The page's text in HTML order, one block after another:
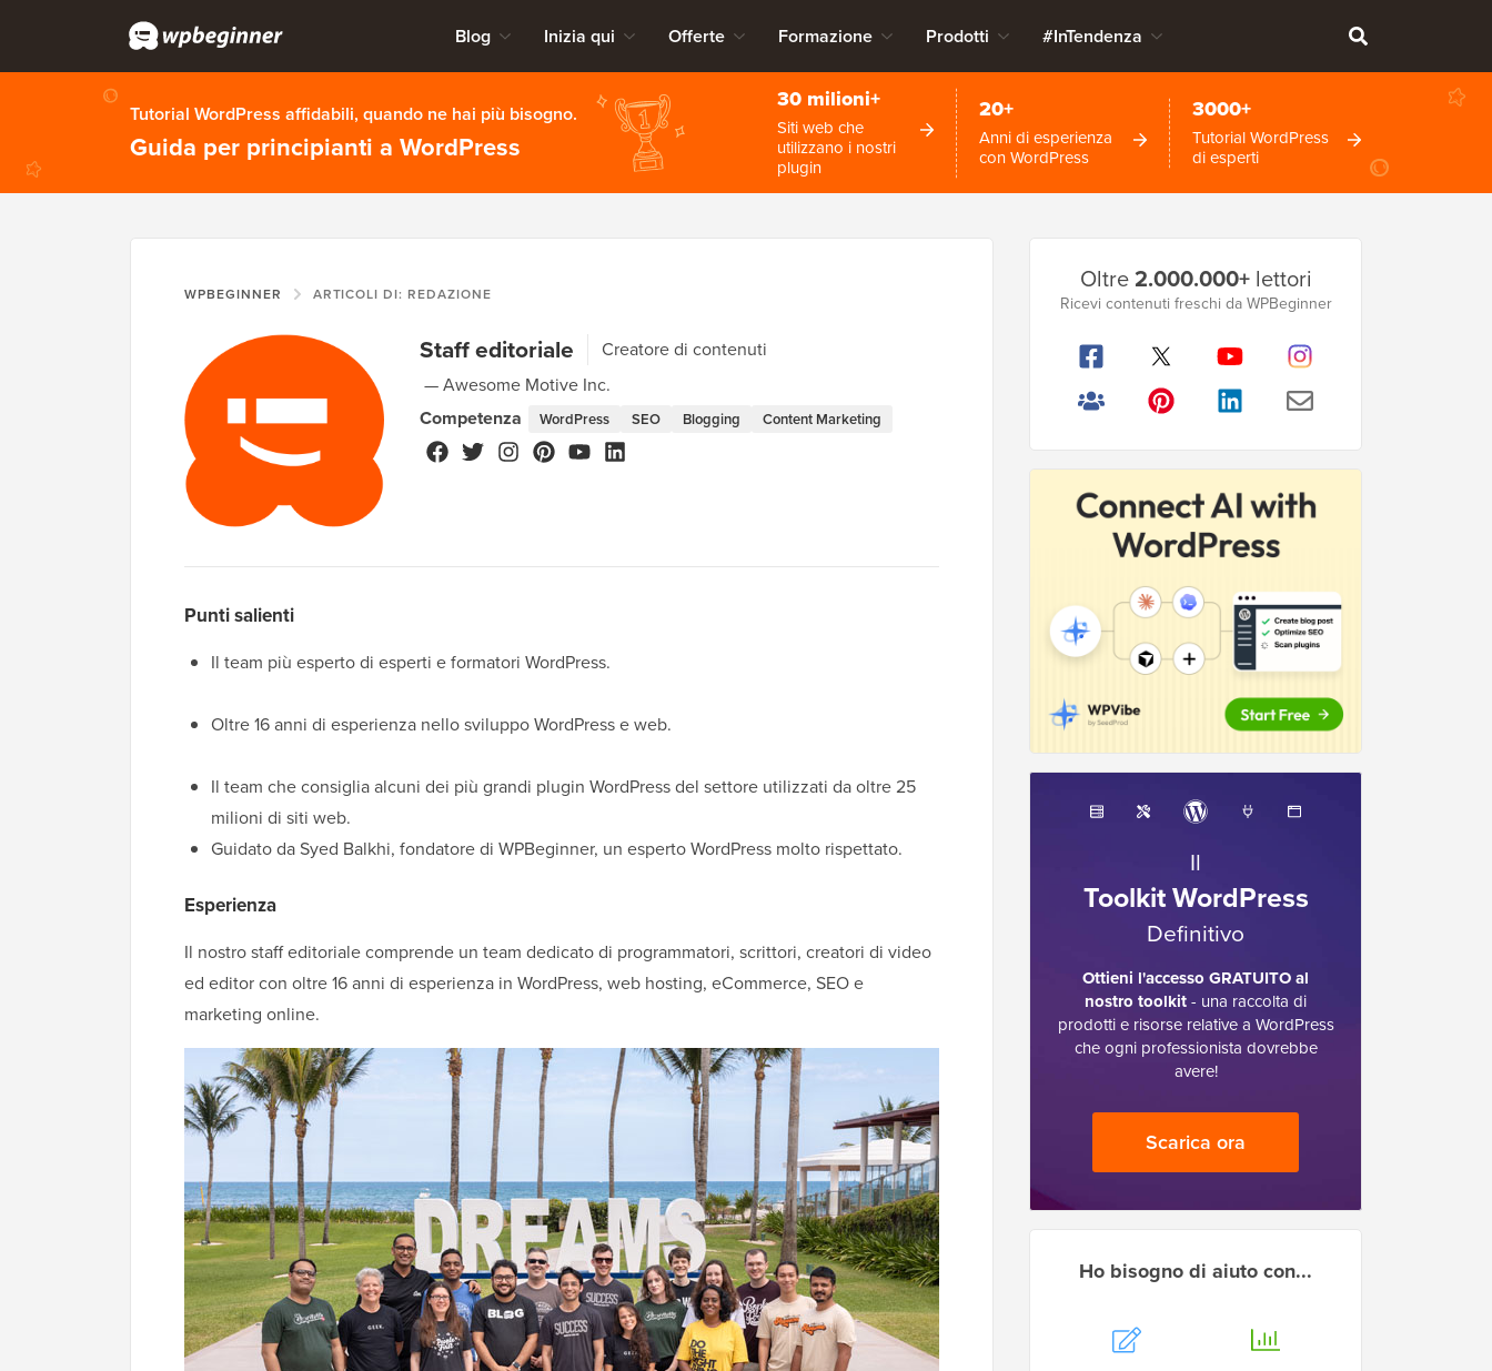
Blog Inizia qui Offerte Formazione Prodotti #InTendenza
Tutorial WordPress affidabili, quando ne hai più bisogno.
Guida per principianti a WordPress
30 milioni+
Siti web che
utilizzano i nostri
plugin
20+
Anni di esperienza
con WordPress
3000+
Tutorial WordPress
di esperti
WPBEGINNER ARTICOLI DI: REDAZIONE
Staff editoriale
Creatore di contenuti
Awesome Motive Inc.
Competenza
WordPress SEO Blogging Content Marketing
Punti salienti
Il team più esperto di esperti e formatori WordPress.
Oltre 16 anni di esperienza nello sviluppo WordPress e web.
Il team che consiglia alcuni dei più grandi plugin WordPress del settore utilizzati da oltre 25
milioni di siti web.
Guidato da Syed Balkhi, fondatore di WPBeginner, un esperto WordPress molto rispettato.
Esperienza
Il nostro staff editoriale comprende un team dedicato di programmatori, scrittori, creatori di video
ed editor con oltre 16 anni di esperienza in WordPress, web hosting, eCommerce, SEO e
marketing online.
laterale
principale
Oltre2.000.000+lettori
Ricevi contenuti freschi da WPBeginner
Il
Toolkit WordPress
Definitivo
Ottieni l'accesso GRATUITO al
nostro toolkit- una raccolta di
prodotti e risorse relative a WordPress
che ogni professionista dovrebbe
avere!
Scarica ora
Ho bisogno di aiuto con...